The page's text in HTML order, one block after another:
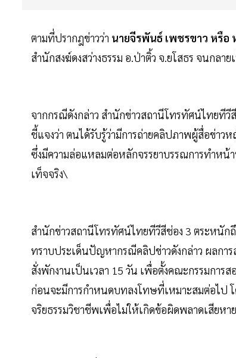
ตามที่ปรากฎข่าวว่า นายจีรพันธ์ เพชรขาว หรือ
สำนักสงฆ์ดงสว่างธรรม อ.ป่าติ้ว จ.ยโสธร จนกล
จากกรณีดังกล่าว สำนักข่าวสถานีโทรทัศน์ไทยที
ชี้แจงว่า ตนได้รับรู้ว่ามีการถ่ายคลิปภาพผู้สื่อข่าว
ซึ่งมีความล่อแหลมต่อหลักจรรยาบรรณการทำห
เท็จจริง\
สำนักข่าวสถานีโทรทัศน์ไทยทีวีสีช่อง 3 ตระหนั
ทราบประเด็นปัญหากรณีคลิปข่าวดังกล่าว ผลกา
สั่งพักงานเป็นเวลา 15 วัน เพื่อตั้งคณะกรรมการ
ก่อนจะมีการกำหนดบทลงโทษที่เหมาะสมต่อไป
จริยธรรมวิชาชีพเพื่อไม่ให้เกิดข้อผิดพลาดเสียห